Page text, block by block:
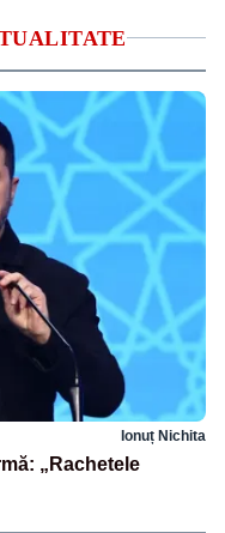
Ionuț Nichita
„Rachetele